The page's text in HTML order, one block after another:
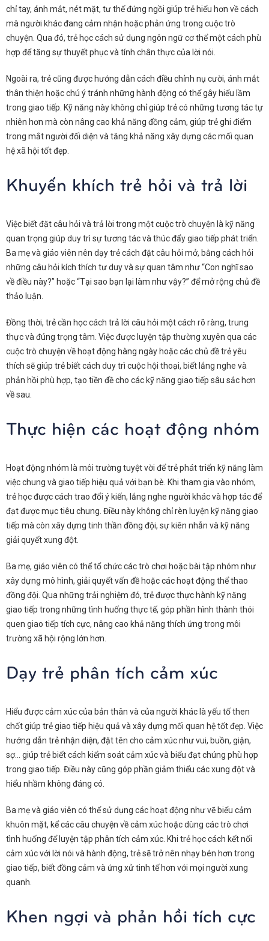
chỉ tay, ánh mắt, nét mặt, tư thế đứng ngồi giúp trẻ hiểu hơn về cách
mà người khác đang cảm nhận hoặc phản ứng trong cuộc trò
chuyện. Qua đó, trẻ học cách sử dụng ngôn ngữ cơ thể một cách phù
hợp để tăng sự thuyết phục và tính chân thực của lời nói.
Ngoài ra, trẻ cũng được hướng dẫn cách điều chỉnh nụ cười, ánh mắt
thân thiện hoặc chú ý tránh những hành động có thể gây hiểu lầm
trong giao tiếp. Kỹ năng này không chỉ giúp trẻ có những tương tác tự
nhiên hơn mà còn nâng cao khả năng đồng cảm, giúp trẻ ghi điểm
trong mắt người đối diện và tăng khả năng xây dựng các mối quan
hệ xã hội tốt đẹp.
Khuyến khích trẻ hỏi và trả lời
Việc biết đặt câu hỏi và trả lời trong một cuộc trò chuyện là kỹ năng
quan trọng giúp duy trì sự tương tác và thúc đẩy giao tiếp phát triển.
Ba mẹ và giáo viên nên dạy trẻ cách đặt câu hỏi mở, bằng cách hỏi
những câu hỏi kích thích tư duy và sự quan tâm như “Con nghĩ sao
về điều này?” hoặc “Tại sao bạn lại làm như vậy?” để mở rộng chủ đề
thảo luận.
Đồng thời, trẻ cần học cách trả lời câu hỏi một cách rõ ràng, trung
thực và đúng trọng tâm. Việc được luyện tập thường xuyên qua các
cuộc trò chuyện về hoạt động hàng ngày hoặc các chủ đề trẻ yêu
thích sẽ giúp trẻ biết cách duy trì cuộc hội thoại, biết lắng nghe và
phản hồi phù hợp, tạo tiền đề cho các kỹ năng giao tiếp sâu sắc hơn
về sau.
Thực hiện các hoạt động nhóm
Hoạt động nhóm là môi trường tuyệt vời để trẻ phát triển kỹ năng làm
việc chung và giao tiếp hiệu quả với bạn bè. Khi tham gia vào nhóm,
trẻ học được cách trao đổi ý kiến, lắng nghe người khác và hợp tác để
đạt được mục tiêu chung. Điều này không chỉ rèn luyện kỹ năng giao
tiếp mà còn xây dựng tinh thần đồng đội, sự kiên nhẫn và kỹ năng
giải quyết xung đột.
Ba mẹ, giáo viên có thể tổ chức các trò chơi hoặc bài tập nhóm như
xây dựng mô hình, giải quyết vấn đề hoặc các hoạt động thể thao
đồng đội. Qua những trải nghiệm đó, trẻ được thực hành kỹ năng
giao tiếp trong những tình huống thực tế, góp phần hình thành thói
quen giao tiếp tích cực, nâng cao khả năng thích ứng trong môi
trường xã hội rộng lớn hơn.
Dạy trẻ phân tích cảm xúc
Hiểu được cảm xúc của bản thân và của người khác là yếu tố then
chốt giúp trẻ giao tiếp hiệu quả và xây dựng mối quan hệ tốt đẹp. Việc
hướng dẫn trẻ nhận diện, đặt tên cho cảm xúc như vui, buồn, giận,
sợ… giúp trẻ biết cách kiểm soát cảm xúc và biểu đạt chúng phù hợp
trong giao tiếp. Điều này cũng góp phần giảm thiểu các xung đột và
hiểu nhầm không đáng có.
Ba mẹ và giáo viên có thể sử dụng các hoạt động như vẽ biểu cảm
khuôn mặt, kể các câu chuyện về cảm xúc hoặc dùng các trò chơi
tình huống để luyện tập phân tích cảm xúc. Khi trẻ học cách kết nối
cảm xúc với lời nói và hành động, trẻ sẽ trở nên nhạy bén hơn trong
giao tiếp, biết đồng cảm và ứng xử tinh tế hơn với mọi người xung
quanh.
Khen ngợi và phản hồi tích cực